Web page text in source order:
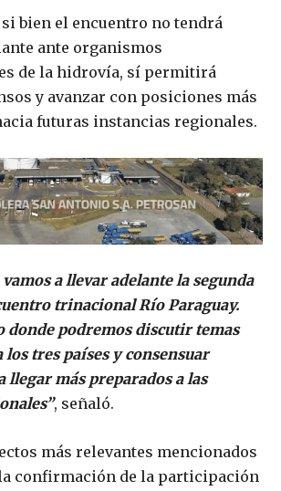
bien el encuentro no tendrá
ante organismos
de la hidrovía, sí permitirá
y avanzar con posiciones más
futuras instancias regionales.
vamos a llevar adelante la segunda
trinacional Río Paraguay.
donde podremos discutir temas
los tres países y consensuar
llegar más preparados a las
, señaló.
más relevantes mencionados
confirmación de la participación